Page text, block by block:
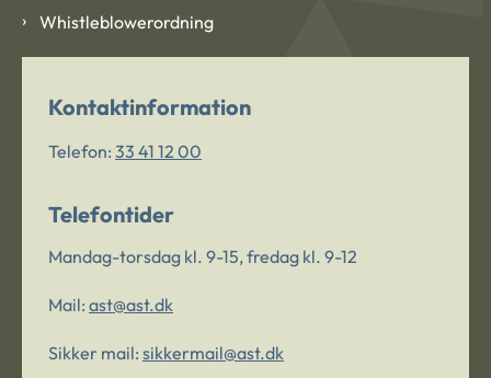
Whistleblowerordning
Kontaktinformation
Telefon: 33 41 12 00
Telefontider
Mandag-torsdag kl. 9-15, fredag kl. 9-12
Mail: ast@ast.dk
Sikker mail: sikkermail@ast.dk